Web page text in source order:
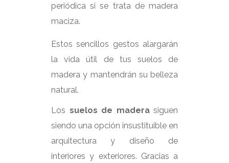
periódica si se trata de madera
maciza.
Estos sencillos gestos alargarán
la vida útil de tus suelos de
madera y mantendrán su belleza
natural.
Los suelos de madera siguen
siendo una opción insustituible en
arquitectura y diseño de
interiores y exteriores. Gracias a